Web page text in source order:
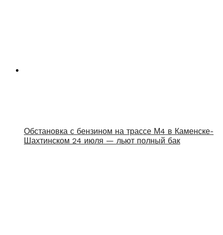
Обстановка с бензином на трассе М4 в Каменске-
Шахтинском 24 июля — льют полный бак